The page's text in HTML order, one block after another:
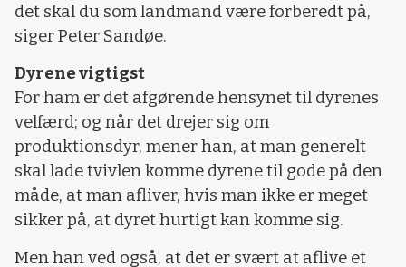
det skal du som landmand være forberedt på,
siger Peter Sandøe.
Dyrene vigtigst
For ham er det afgørende hensynet til dyrenes
velfærd; og når det drejer sig om
produktionsdyr, mener han, at man generelt
skal lade tvivlen komme dyrene til gode på den
måde, at man afliver, hvis man ikke er meget
sikker på, at dyret hurtigt kan komme sig.
Men han ved også, at det er svært at aflive et